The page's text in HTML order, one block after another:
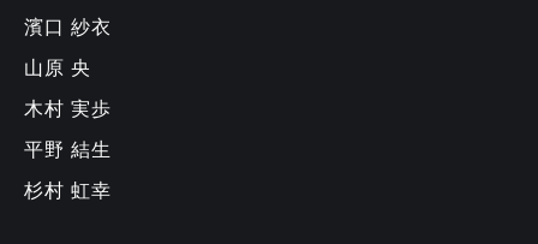
濱口 紗衣
山原 央
木村 実歩
平野 結生
杉村 虹幸